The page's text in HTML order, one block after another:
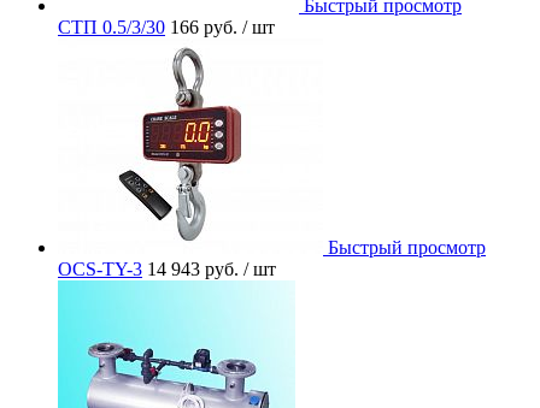
Быстрый просмотр
СТП 0.5/3/30 166 руб. / шт
Быстрый просмотр
OCS-TY-3 14 943 руб. / шт